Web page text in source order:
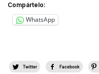
Compártelo:
WhatsApp
Twitter Facebook